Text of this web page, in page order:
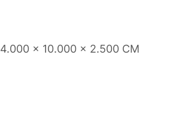
4.000 x 10.000 x 2.500 CM